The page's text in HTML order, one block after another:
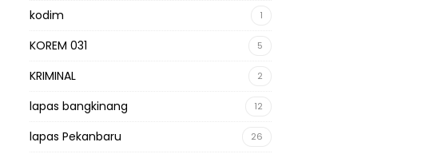
kodim 1
KOREM 031 5
KRIMINAL 2
lapas bangkinang 12
lapas Pekanbaru 26